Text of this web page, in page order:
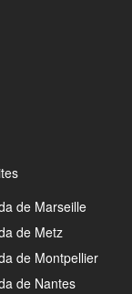
de Marseille
de Metz
de Montpellier
de Nantes